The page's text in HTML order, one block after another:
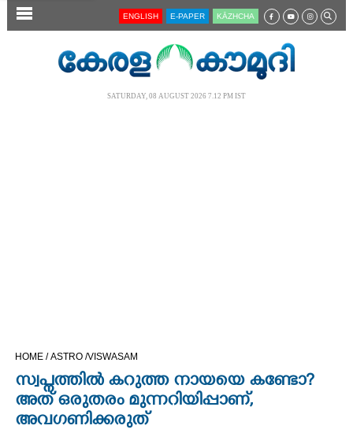
SECTIONS
OPINION
ENGLISH E-PAPER KĀZHCHA
SATURDAY, 08 AUGUST 2026 7.12 PM IST
HOME /ASTRO /VISWASAM
സ്വപ്നത്തിൽ കറുത്ത നായയെ കണ്ടോ?
അത് ഒരുതരം മുന്നറിയിപ്പാണ്,
അവഗണിക്കരുത്